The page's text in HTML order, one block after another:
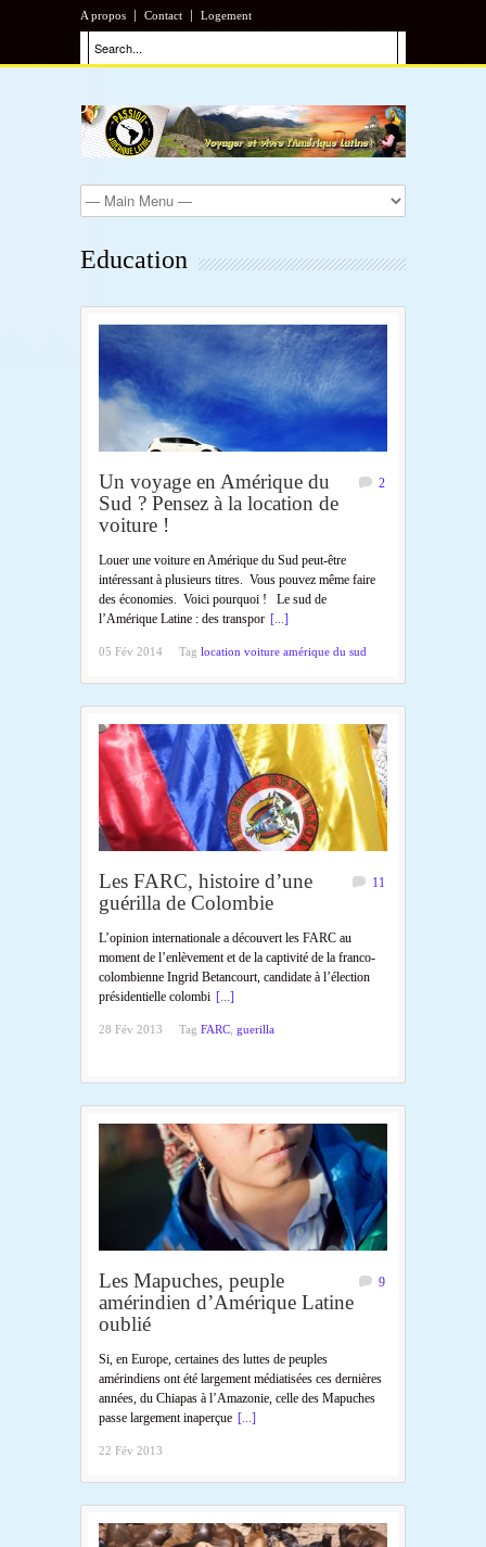
A propos Contact Logement
Education
Un voyage en Amérique du
Sud ? Pensez à la location de
voiture !
2
Louer une voiture en Amérique du Sud peut-être
intéressant à plusieurs titres. Vous pouvez même faire
des économies. Voici pourquoi ! Le sud de
l’Amérique Latine : des transpor [...]
05 Fév 2014 Tag location voiture amérique du sud
Les FARC, histoire d’une
guérilla de Colombie
11
L’opinion internationale a découvert les FARC au
moment de l’enlèvement et de la captivité de la franco-
colombienne Ingrid Betancourt, candidate à l’élection
présidentielle colombi [...]
28 Fév 2013 Tag FARC guerilla
Les Mapuches, peuple
amérindien d’Amérique Latine
oublié
9
Si, en Europe, certaines des luttes de peuples
amérindiens ont été largement médiatisées ces dernières
années, du Chiapas à l’Amazonie, celle des Mapuches
passe largement inaperçue [...]
22 Fév 2013